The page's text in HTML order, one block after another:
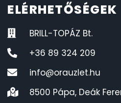
ELÉRHETŐSÉGEK
BRILL-TOPÁZ Bt.
+36 89 324 209
info@orauzlet.hu
8500 Pápa, Deák